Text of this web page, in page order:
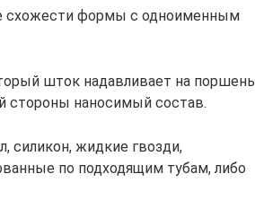
схожести формы с одноименным
шток надавливает на поршень
стороны наносимый состав.
силикон, жидкие гвозди,
по подходящим тубам, либо